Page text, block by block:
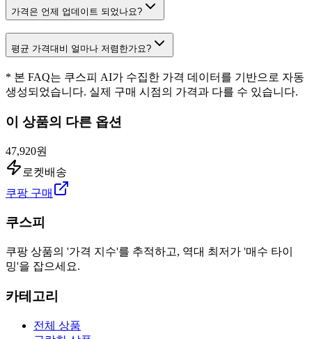
가격은 언제 업데이트 되었나요?
평균 가격대비 얼마나 저렴한가요?
* 본 FAQ는 쿠스피 AI가 수집한 가격 데이터를 기반으로 자동
생성되었습니다. 실제 구매 시점의 가격과 다를 수 있습니다.
이 상품의 다른 옵션
47,920원
로켓배송
쿠팡 구매
쿠스피
쿠팡 상품의 '가격 지수'를 추적하고, 역대 최저가 '매수 타이
밍'을 잡으세요.
카테고리
전체 상품